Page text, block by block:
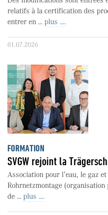
relatifs à la certification des
entrer en ... plus ....
01.07.2026
FORMATION
SVGW rejoint la
Association pour l’eau, le gaz
Rohrnetzmontage
de ... plus ....